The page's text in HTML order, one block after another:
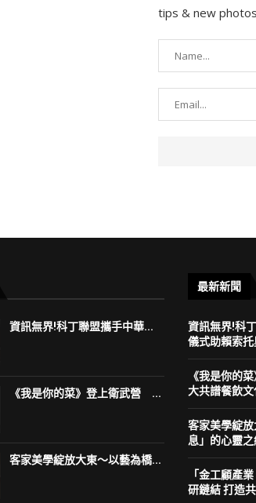
tips & new
資訊無界!科丁聯盟攜手中華...
《我是你的菜》登上衛武營 ...
客家美學綻放大東～以藝為橋...
最新新聞
資訊無界!科
儀式助賴索
《我是你的
大共譜餐飲
客家美學綻
息」的心靈之
「金工顧產
研鏈結 打造